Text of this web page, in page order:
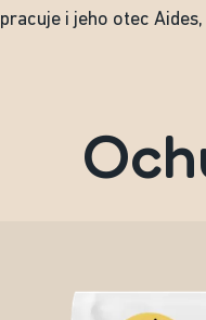
pracuje i jeho otec